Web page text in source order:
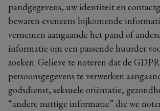
pandgegevens, uw identiteit en
bewaren eveneens bijkomende
vernemen aangaande het pand of
informatie om een passende huurder
zoeken. Gelieve te noteren dat de
persoonsgegevens te verwerken
godsdienst, seksuele oriëntatie,
“andere nuttige informatie” die we